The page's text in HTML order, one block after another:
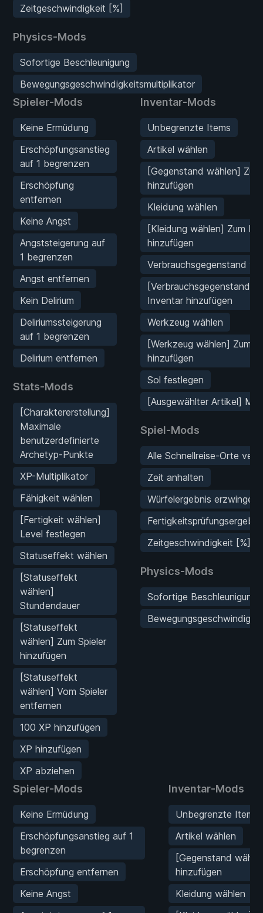
Zeitgeschwindigkeit [%]
Physics-Mods
Sofortige Beschleunigung
Bewegungsgeschwindigkeitsmultiplikator
Spieler-Mods
Keine Ermüdung
Erschöpfungsanstieg
auf 1 begrenzen
Erschöpfung
entfernen
Keine Angst
Angststeigerung auf
1 begrenzen
Angst entfernen
Kein Delirium
Deliriumssteigerung
auf 1 begrenzen
Delirium entfernen
Stats-Mods
[Charaktererstellung]
Maximale
benutzerdefinierte
Archetyp-Punkte
XP-Multiplikator
Fähigkeit wählen
[Fertigkeit wählen]
Level festlegen
Statuseffekt wählen
[Statuseffekt
wählen]
Stundendauer
[Statuseffekt
wählen] Zum Spieler
hinzufügen
[Statuseffekt
wählen] Vom Spieler
entfernen
100 XP hinzufügen
XP hinzufügen
XP abziehen
Inventar-Mods
Unbegrenzte Items
Artikel wählen
[Gegenstand wählen]
hinzufügen
Kleidung wählen
[Kleidung wählen] Zum
hinzufügen
Verbrauchsgegenstand
[Verbrauchsgegenstand
Inventar hinzufügen
Werkzeug wählen
[Werkzeug wählen] Zum
hinzufügen
Sol festlegen
[Ausgewählter Artikel]
Spiel-Mods
Alle Schnellreise-Orte
Zeit anhalten
Würfelergebnis erzwingen
Zeitgeschwindigkeit [%]
Physics-Mods
Sofortige Beschleunigung
Spieler-Mods
Keine Ermüdung
Erschöpfungsanstieg auf 1
begrenzen
Erschöpfung entfernen
Keine Angst
Inventar-Mods
Unbegrenzte Items
Artikel wählen
[Gegenstand
hinzufügen
Kleidung wählen